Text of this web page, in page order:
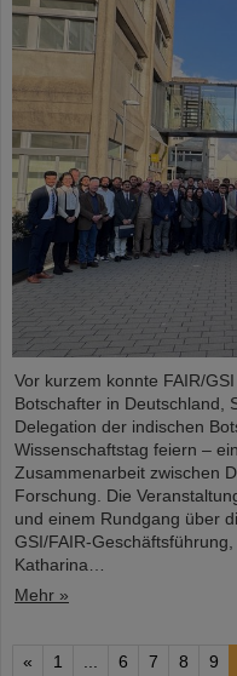
Vor kurzem konnte FAIR/
Botschafter in Deutschland,
Delegation der indischen
Wissenschaftstag feiern –
Zusammenarbeit zwischen
Forschung. Die
und einem Rundgang über
GSI/FAIR-
Katharina…
Mehr »
« 1 6 7 8 9